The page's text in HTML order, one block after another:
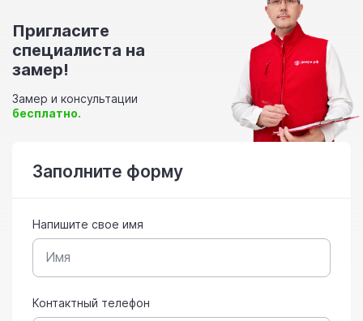
Пригласите
специалиста на
замер!
Замер и консультации
бесплатно.
Заполните форму
Напишите свое имя
Контактный телефон